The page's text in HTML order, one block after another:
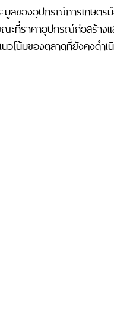
ลของอุปกรณ์การเกษตร
ะที่ราคาอุปกรณ์ก่อสร้าง
วโน้มของตลาดที่ยังคงดํา